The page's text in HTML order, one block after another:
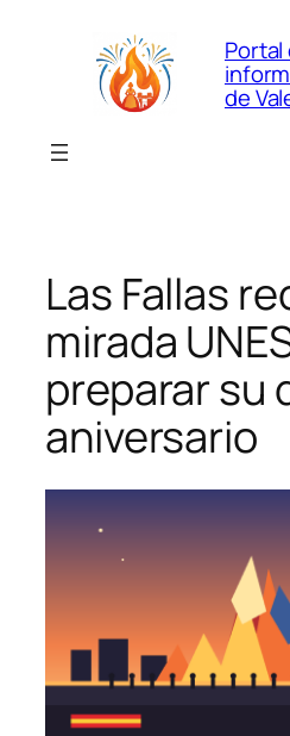
contenido
Portal
de
Las Fallas
mirada
preparar su
aniversario